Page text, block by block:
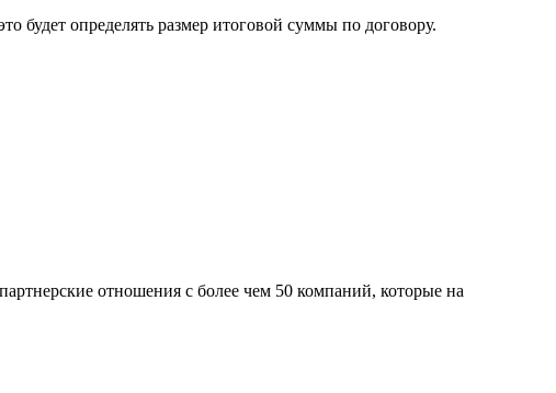
будет определять размер итоговой суммы по договору.
отношения с более чем 50 компаний, которые на